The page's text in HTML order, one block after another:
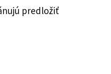
predložiť